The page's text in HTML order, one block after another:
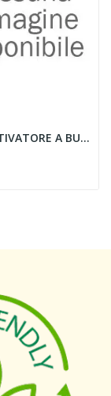
AL/63:ATTIVATORE A BUS PER CHIAVE TR